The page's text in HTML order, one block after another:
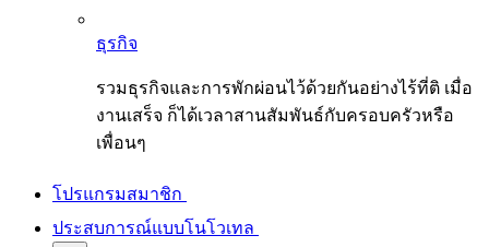
ธุรกิจ
รวมธุรกิจและการพักผ่อนไว้ด้วยกันอย่างไร้ที่ติ เมื่อ
งานเสร็จ ก็ได้เวลาสานสัมพันธ์กับครอบครัวหรือ
เพื่อนๆ
โปรแกรมสมาชิก
ประสบการณ์แบบโนโวเทล